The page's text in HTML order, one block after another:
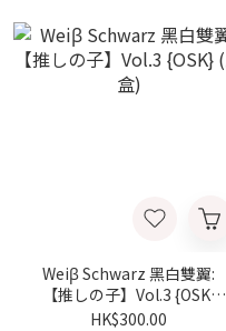
Weiβ Schwarz 黑白雙翼:
【推しの子】Vol.3 {OSK}
(原盒)
HK$300.00